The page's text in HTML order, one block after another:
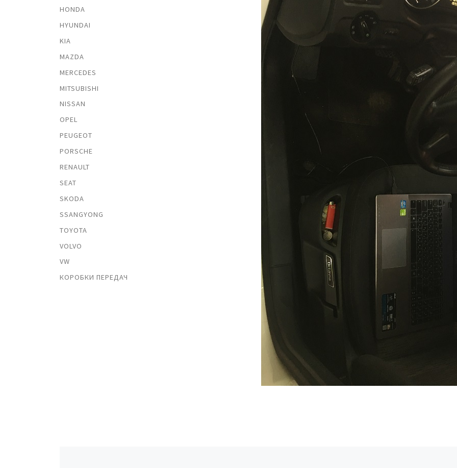
HONDA
HYUNDAI
KIA
MAZDA
MERCEDES
MITSUBISHI
NISSAN
OPEL
PEUGEOT
PORSCHE
RENAULT
SEAT
SKODA
SSANGYONG
TOYOTA
VOLVO
VW
КОРОБКИ ПЕРЕДАЧ